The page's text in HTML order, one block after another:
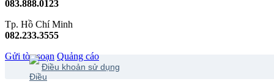
083.888.0123
Tp. Hồ Chí Minh
082.233.3555
Gửi tòa soạn Quảng cáo
Điều khoản sử dụng